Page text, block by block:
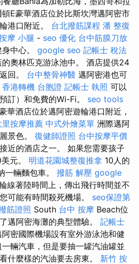
E豪華酒店位於比斯坎灣邁阿密市
港口附近。 台北撥筋課程 潘 整復
摩 小腿 - seo 優化 台中筋膜刀放
中心。 google seo 記帳士 稅法
奧林匹克游泳池中。 酒店提供24
回。 台中整骨神醫 邁阿密港也可
香港轉機 台胞證 記帳士 執照 可以
訂）和免費的Wi-Fi。 seo tools
華酒店位於邁阿密遊輪港口附近，
里按摩推薦 中式外燴菜單 洲際邁阿
景色。 復健師證照 台中按摩平價
近的酒店之一。 如果您需要孩子
元。 明道花園城整復推拿 10人的
一輛麵包車。 撥筋 解壓 google
線著陸時間上，傳出飛行時間並不
可能有時間殺死機場。 seo保證第
筋證照 South 台中 按摩 Beach位
邁阿密海灘的典型體驗。 記帳士
密國際機場設有室外游泳池和健
輛汽車，但是要抽一罐汽油罐並
什麼樣的汽油要去房東。 新竹 按